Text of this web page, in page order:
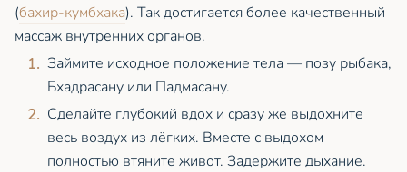
(бахир-кумбхака). Так достигается более качественный
массаж внутренних органов.
Займите исходное положение тела — позу рыбака,
Бхадрасану или Падмасану.
Сделайте глубокий вдох и сразу же выдохните
весь воздух из лёгких. Вместе с выдохом
полностью втяните живот. Задержите дыхание.